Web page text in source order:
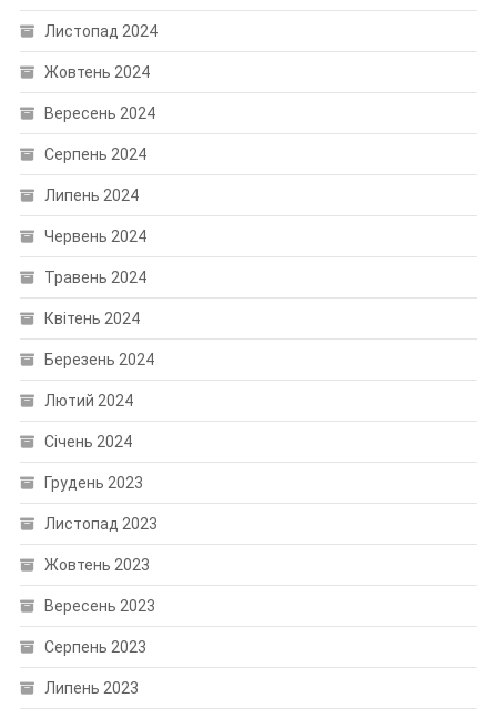
Листопад 2024
Жовтень 2024
Вересень 2024
Серпень 2024
Липень 2024
Червень 2024
Травень 2024
Квітень 2024
Березень 2024
Лютий 2024
Січень 2024
Грудень 2023
Листопад 2023
Жовтень 2023
Вересень 2023
Серпень 2023
Липень 2023